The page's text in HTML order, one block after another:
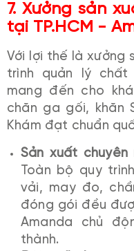
7. Xưởng sản
tại TP.HCM -
Với lợi thế là xưởng
trình quản lý chất
mang đến cho
chăn ga gối, khăn
Khám đạt chuẩn
Sản xuất
Toàn bộ quy
vải, may đo,
đóng gói đều
Amanda chủ
thành.